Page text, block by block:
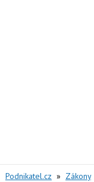
Podnikatel.cz » Zákony